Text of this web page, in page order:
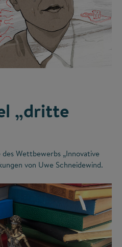
„dritte
Wettbewerbs „Innovative
von Uwe Schneidewind.